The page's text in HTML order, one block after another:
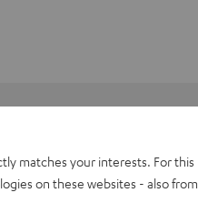
matches your interests. For this
on these websites - also from